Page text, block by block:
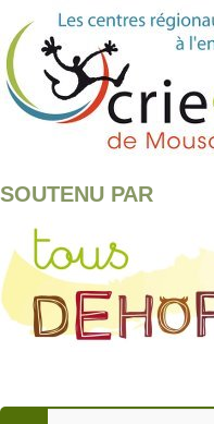
SOUTENU PAR